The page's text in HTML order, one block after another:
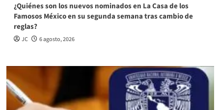
¿Quiénes son los nuevos nominados en La Casa de los
Famosos México en su segunda semana tras cambio de
reglas?
JC 6 agosto, 2026